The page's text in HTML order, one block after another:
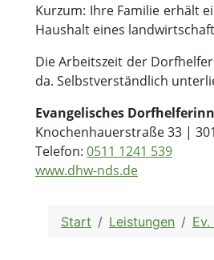
Kurzum: Ihre Familie erhält
Haushalt eines
Die Arbeitszeit der
da. Selbstverständlich
Evangelisches
Knochenhauerstraße 33 |
Telefon: 0511 1241 539
www.dhw-nds.de
Start Leistungen